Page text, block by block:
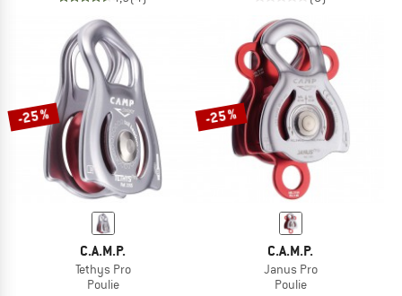
-25 %
C.A.M.P.
Tethys Pro
Poulie
-25 %
C.A.M.P.
Janus Pro
Poulie